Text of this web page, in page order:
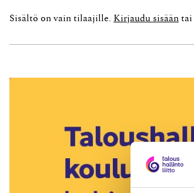
Sisältö on vain tilaajille. Kirjaudu sisään tai